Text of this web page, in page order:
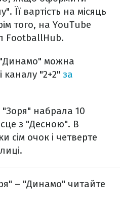
Її вартість на місяць
того, на YouTube
FootballHub.
можна
каналу "2+2" за
"Зоря" набрала 10
з "Десною". В
сім очок і четверте
– "Динамо" читайте